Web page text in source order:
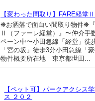
【変わった間取り】FARE経堂Ⅱ
❋お洒落で面白い間取り物件❋
Ⅱ（ファーレ経堂）』〜仲介手
ペーン中〜小田急線「経堂」徒
「宮の坂」徒歩3分小田急線「
物件概要所在地 東京都世田...
【ペット可】パークアクシス
ス ２０２